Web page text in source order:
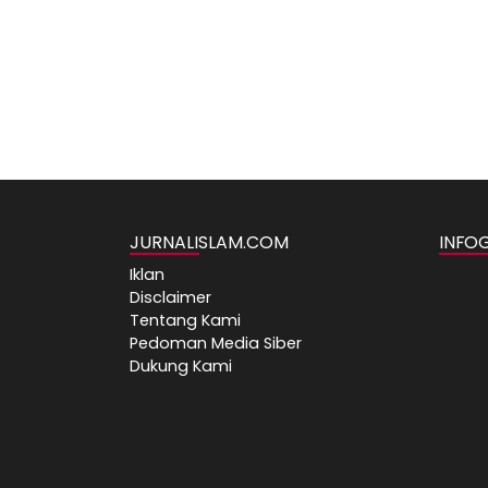
JURNALISLAM.COM
Iklan
Disclaimer
Tentang Kami
Pedoman Media Siber
Dukung Kami